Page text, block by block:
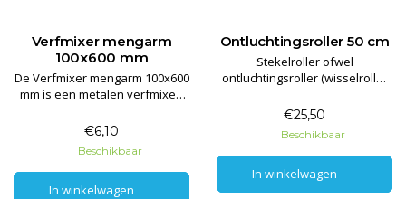
Verfmixer mengarm
100x600 mm
De Verfmixer mengarm 100x600
mm is een metalen verfmixer.
het mengen/mixen van dikke
vloeibare producten en
poedervormige producten.
€6,10
Beschikbaar
In winkelwagen
In winkelwagen
Ontluchtingsroller 50 cm
Stekelroller ofwel
ontluchtingsroller (wisselroller
ontluchten/egaliseren van
(kunststof) gietvloeren.
€25,50
Beschikbaar
In winkelwagen
In winkelwagen